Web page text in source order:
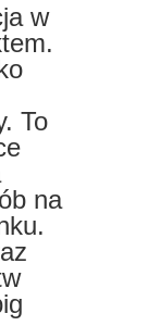
w
To
na